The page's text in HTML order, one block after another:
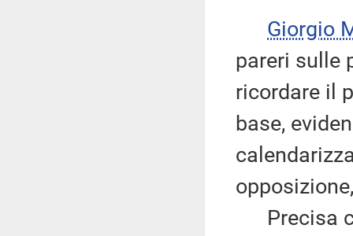
Giorgio
pareri sulle
ricordare il
base,
Precisa